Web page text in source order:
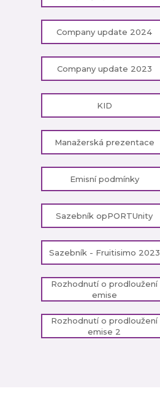
Company update 2024
Company update 2023
KID
Manažerská prezentace
Emisní podmínky
Sazebník opPORTUnity
Sazebník - Fruitisimo 2023
Rozhodnutí o prodloužení
emise
Rozhodnutí o prodloužení
emise 2